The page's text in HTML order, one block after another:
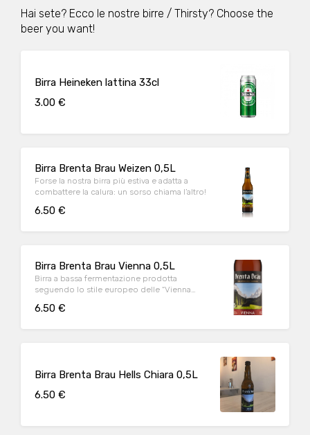
Hai sete? Ecco le nostre birre / Thirsty? Choose the
beer you want!
Birra Heineken lattina 33cl
3.00 €
Birra Brenta Brau Weizen 0,5L
Forse la nostra birra più estiva e adatta a
combattere la calura: un sorso chiama l’altro!
6.50 €
Birra Brenta Brau Vienna 0,5L
Birra a bassa fermentazione prodotta
seguendo lo stile europeo delle “Vienna
tipologia Vienna
6.50 €
Birra Brenta Brau Hells Chiara 0,5L
6.50 €